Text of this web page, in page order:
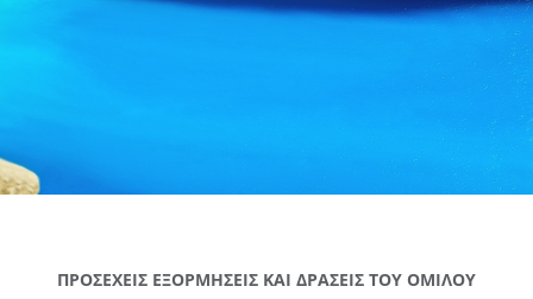
ΠΡΟΣΕΧΕΙΣ ΕΞΟΡΜΗΣΕΙΣ ΚΑΙ ΔΡΑΣΕΙΣ ΤΟΥ ΟΜΙΛΟΥ